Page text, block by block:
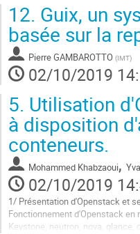
12. Guix, un
basée sur la
Pierre GAMBAROTTO (IMT)
02/10/2019
5. Utilisation
à disposition
conteneurs.
Mohammed Khabzaoui,
02/10/2019
1/ Présentation d'Openstack et
Fonctionnement d'Openstack
Keystone, neutron, nova, glance,